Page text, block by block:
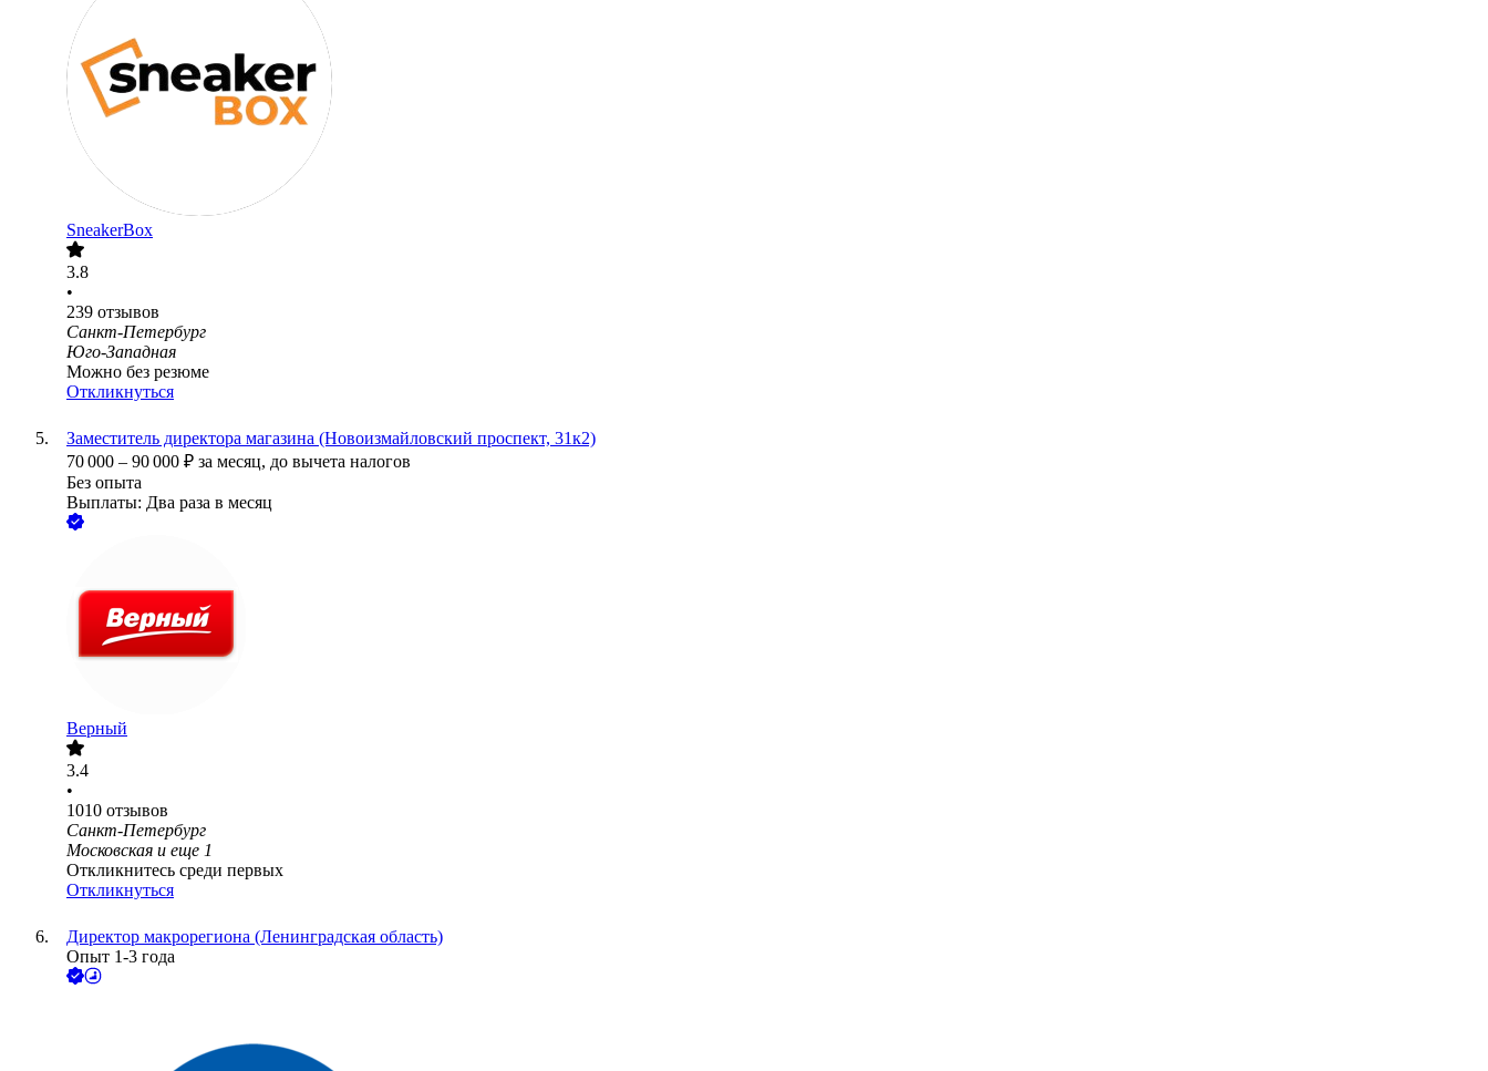
SneakerBox
3.8
•
239 отзывов
Санкт-Петербург
Юго-Западная
Можно без резюме
Откликнуться
Заместитель директора магазина (Новоизмайловский проспект, 31к2)
70 000 – 90 000 ₽ за месяц, до вычета налогов
Без опыта
Выплаты: Два раза в месяц
Верный
3.4
•
1010 отзывов
Санкт-Петербург
Московская и еще 1
Откликнитесь среди первых
Откликнуться
Директор макрорегиона (Ленинградская область)
Опыт 1-3 года